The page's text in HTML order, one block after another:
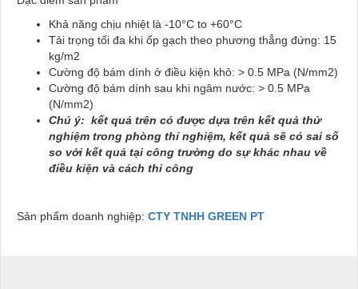
Khả năng chịu nhiệt là -10°C to +60°C
Tải trọng tối đa khi ốp gạch theo phương thẳng đứng: 15
kg/m2
Cường độ bám dính ở điều kiện khô: > 0.5 MPa (N/mm2)
Cường độ bám dính sau khi ngâm nước: > 0.5 MPa
(N/mm2)
Chú ý: kết quả trên có được dựa trên kết quả thử
nghiệm trong phòng thí nghiệm, kết quả sẽ có sai số
so với kết quả tại công trường do sự khác nhau về
điều kiện và cách thi công
Sản phẩm doanh nghiệp: CTY TNHH GREEN PT